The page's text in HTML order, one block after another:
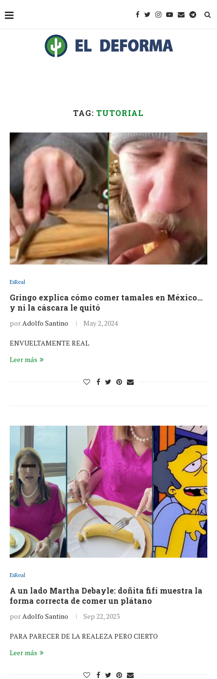
TAG: TUTORIAL
EsReal
Gringo explica cómo comer tamales en México…
y ni la cáscara le quitó
porAdolfo Santino May 2, 2024
ENVUELTAMENTE REAL
Leer más
EsReal
A un lado Martha Debayle: doñita fifí muestra la
forma correcta de comer un plátano
porAdolfo Santino Sep 22, 2023
PARA PARECER DE LA REALEZA PERO CIERTO
Leer más